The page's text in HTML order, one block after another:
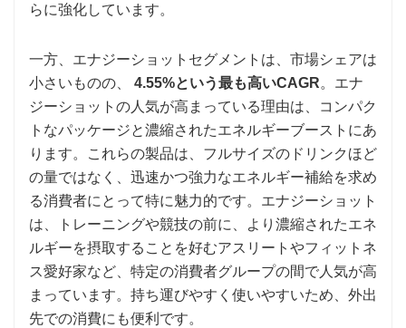
らに強化しています。
一方、エナジーショットセグメントは、市場シェアは
小さいものの、 4.55%という最も高いCAGR。エナ
ジーショットの人気が高まっている理由は、コンパク
トなパッケージと濃縮されたエネルギーブーストにあ
ります。これらの製品は、フルサイズのドリンクほど
の量ではなく、迅速かつ強力なエネルギー補給を求め
る消費者にとって特に魅力的です。エナジーショット
は、トレーニングや競技の前に、より濃縮されたエネ
ルギーを摂取することを好むアスリートやフィットネ
ス愛好家など、特定の消費者グループの間で人気が高
まっています。持ち運びやすく使いやすいため、外出
先での消費にも便利です。